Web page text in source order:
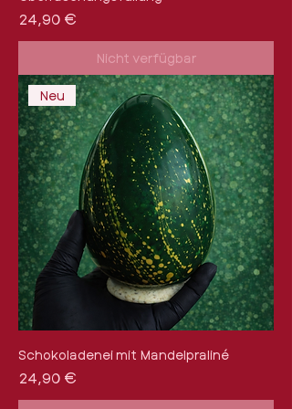
Preis
24,90 €
Nicht verfügbar
Neu
Schokoladenei mit Mandelpraliné
Preis
24,90 €